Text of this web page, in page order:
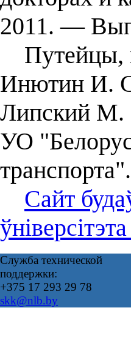
2011. —
Путейцы,
Инютин И.
Липский М.
УО
Сайт
Служба технической
поддержки:
+375 17 293 29 78
skk@nlb.by